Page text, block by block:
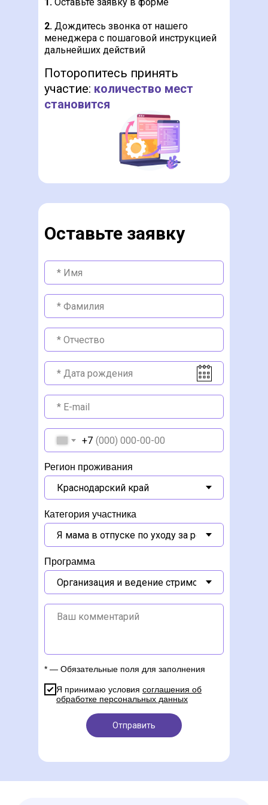
Оставьте заявку
+7
Регион проживания
Категория участника
Программа
* — Обязательные поля для заполнения
Я принимаю условия соглашения об
обработке персональных данных
Отправить
2. Дождитесь звонка от нашего
менеджера с пошаговой инструкцией
дальнейших действий
Поторопитесь принять
участие: количество мест
становится меньше.